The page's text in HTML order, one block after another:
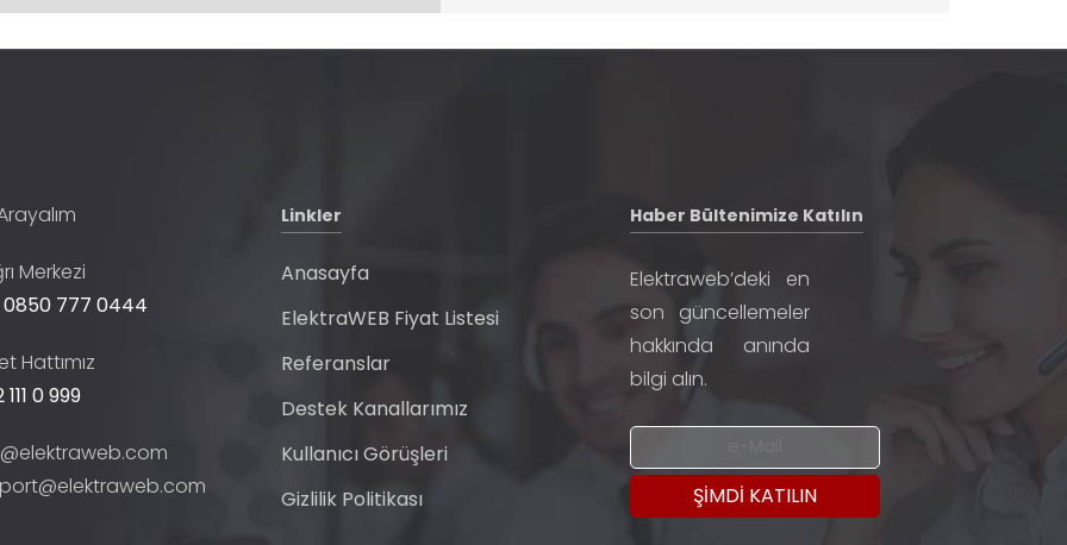
Merkezi
0850 777 0444
Hattımız
0 999
Linkler
Anasayfa
ElektraWEB Fiyat Listesi
Referanslar
Destek Kanallarımız
Kullanıcı Görüşleri
Gizlilik Politikası
Haber Bültenimize Katılın
Elektraweb’deki en
son güncellemeler
hakkında anında
bilgi alın.